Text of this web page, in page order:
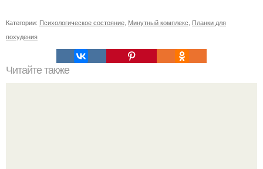
Категории: Психологическое состояние, Минутный комплекс, Планки для
похудения
Читайте также